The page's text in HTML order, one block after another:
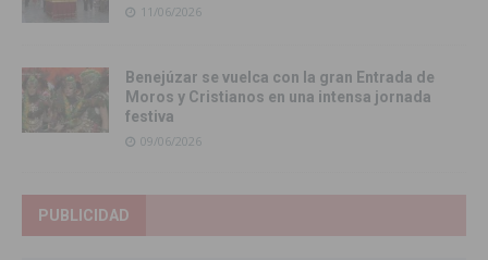
11/06/2026
Benejúzar se vuelca con la gran Entrada de
Moros y Cristianos en una intensa jornada
festiva
09/06/2026
PUBLICIDAD